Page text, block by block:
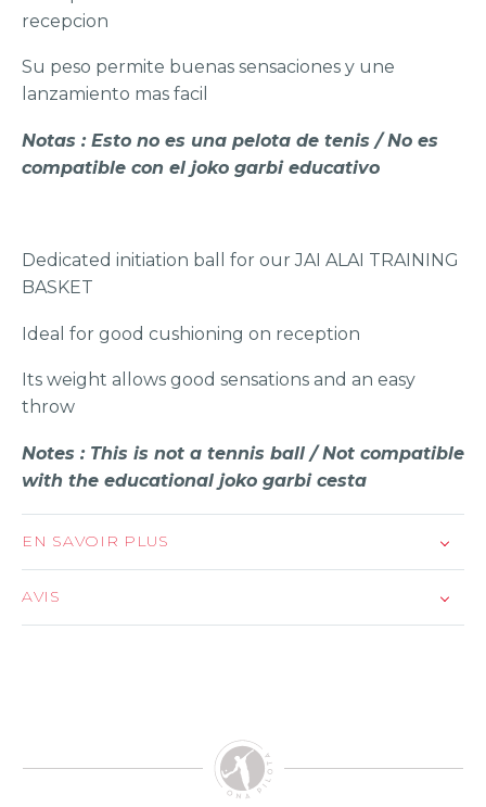
recepcion
Su peso permite buenas sensaciones y une
lanzamiento mas facil
Notas : Esto no es una pelota de tenis / No es
compatible con el joko garbi educativo
Dedicated initiation ball for our JAI ALAI TRAINING
BASKET
Ideal for good cushioning on reception
Its weight allows good sensations and an easy
throw
Notes : This is not a tennis ball / Not compatible
with the educational joko garbi cesta
EN SAVOIR PLUS
AVIS